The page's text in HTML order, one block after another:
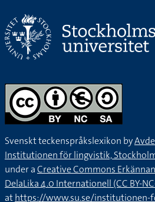
Svenskt teckenspråkslexikon by
Institutionen för lingvistik,
under aCreative Commons
DelaLika 4.0 Internationell (CC BY-
athttps://www.su.se/institutionen-